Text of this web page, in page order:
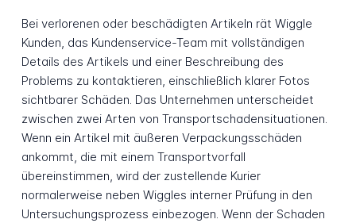
Bei verlorenen oder beschädigten Artikeln rät Wiggle
Kunden, das Kundenservice-Team mit vollständigen
Details des Artikels und einer Beschreibung des
Problems zu kontaktieren, einschließlich klarer Fotos
sichtbarer Schäden. Das Unternehmen unterscheidet
zwischen zwei Arten von Transportschadensituationen.
Wenn ein Artikel mit äußeren Verpackungsschäden
ankommt, die mit einem Transportvorfall
übereinstimmen, wird der zustellende Kurier
normalerweise neben Wiggles interner Prüfung in den
Untersuchungsprozess einbezogen. Wenn der Schaden